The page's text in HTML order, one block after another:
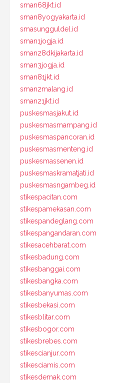
sman68jkt.id
sman8yogyakarta.id
smasungguldel.id
sman1jogja.id
sman28dkijakarta.id
sman3jogja.id
sman81jkt.id
sman2malang.id
sman21jkt.id
puskesmasjakut.id
puskesmasmampang.id
puskesmaspancoran.id
puskesmasmenteng.id
puskesmassenen.id
puskesmaskramatjati.id
puskesmasngambeg.id
stikespacitan.com
stikespamekasan.com
stikespandeglang.com
stikespangandaran.com
stikesacehbarat.com
stikesbadung.com
stikesbanggai.com
stikesbangka.com
stikesbanyumas.com
stikesbekasi.com
stikesblitar.com
stikesbogor.com
stikesbrebes.com
stikescianjur.com
stikesciamis.com
stikesdemak.com